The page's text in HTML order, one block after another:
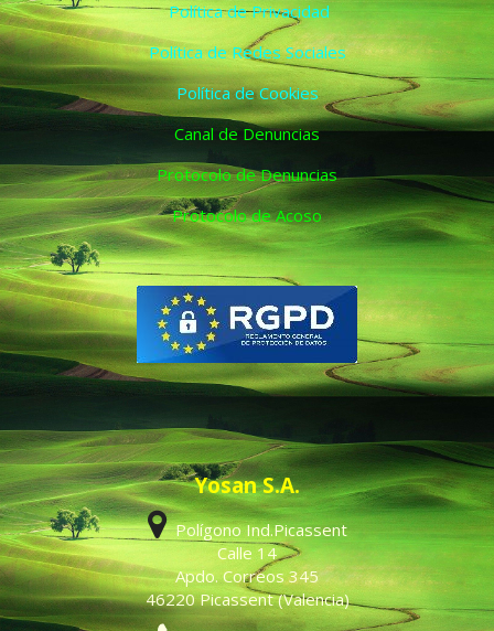
Política de Privacidad
Política de Redes Sociales
Política de Cookies
Canal de Denuncias
Protocolo de Denuncias
Protocolo de Acoso
Yosan S.A.
Polígono Ind.Picassent
Calle 14
Apdo. Correos 345
46220 Picassent (Valencia)